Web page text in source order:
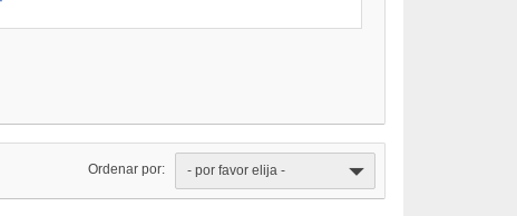
Ordenar por: - por favor elija -